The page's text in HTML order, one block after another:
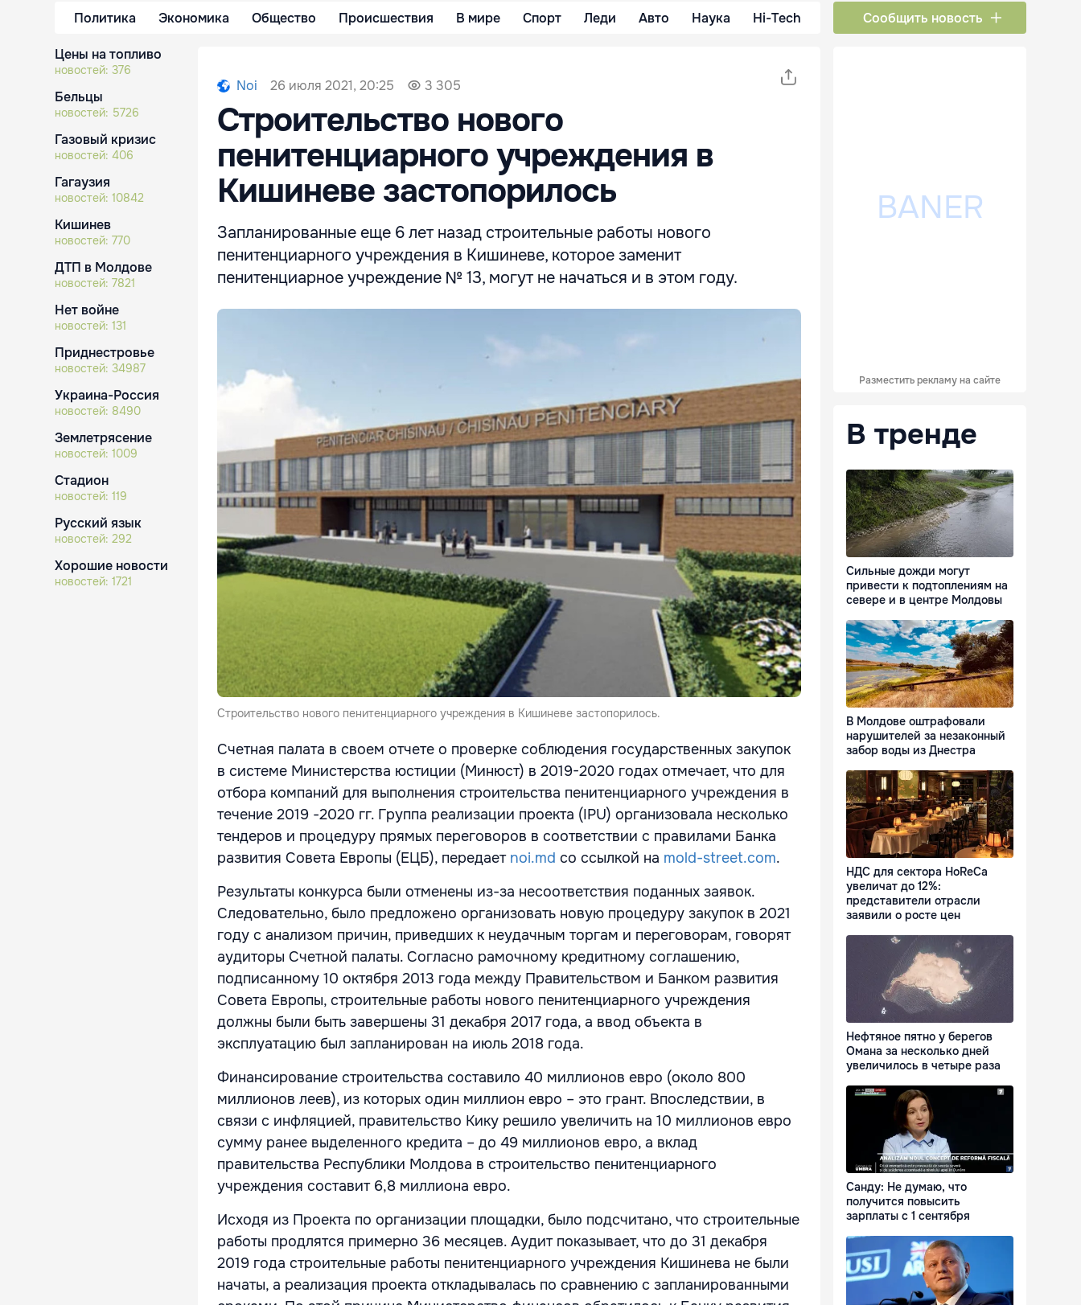
Политика Экономика Общество Происшествия В мире Спорт Леди Авто Наука Hi-Tech Сообщить новость
Цены на топливо
новостей: 376
Бельцы
новостей: 5726
Газовый кризис
новостей: 406
Гагаузия
новостей: 10842
Кишинев
новостей: 770
ДТП в Молдове
новостей: 7821
Нет войне
новостей: 131
Приднестровье
новостей: 34987
Украина-Россия
новостей: 8490
Землетрясение
новостей: 1009
Стадион
новостей: 119
Русский язык
новостей: 292
Хорошие новости
новостей: 1721
Noi 26 июля 2021, 20:25 3 305
Строительство нового
пенитенциарного учреждения в
Кишиневе застопорилось
Запланированные еще 6 лет назад строительные работы нового
пенитенциарного учреждения в Кишиневе, которое заменит
пенитенциарное учреждение № 13, могут не начаться и в этом году.
Строительство нового пенитенциарного учреждения в Кишиневе застопорилось.
Счетная палата в своем отчете о проверке соблюдения государственных закупок
в системе Министерства юстиции (Минюст) в 2019-2020 годах отмечает, что для
отбора компаний для выполнения строительства пенитенциарного учреждения в
течение 2019 -2020 гг. Группа реализации проекта (IPU) организовала несколько
тендеров и процедуру прямых переговоров в соответствии с правилами Банка
развития Совета Европы (ЕЦБ), передает noi.md со ссылкой на mold-street.com.
Результаты конкурса были отменены из-за несоответствия поданных заявок.
Следовательно, было предложено организовать новую процедуру закупок в 2021
году с анализом причин, приведших к неудачным торгам и переговорам, говорят
аудиторы Счетной палаты. Согласно рамочному кредитному соглашению,
подписанному 10 октября 2013 года между Правительством и Банком развития
Совета Европы, строительные работы нового пенитенциарного учреждения
должны были быть завершены 31 декабря 2017 года, а ввод объекта в
эксплуатацию был запланирован на июль 2018 года.
Финансирование строительства составило 40 миллионов евро (около 800
миллионов леев), из которых один миллион евро – это грант. Впоследствии, в
связи с инфляцией, правительство Кику решило увеличить на 10 миллионов евро
сумму ранее выделенного кредита – до 49 миллионов евро, а вклад
правительства Республики Молдова в строительство пенитенциарного
учреждения составит 6,8 миллиона евро.
Исходя из Проекта по организации площадки, было подсчитано, что строительные
работы продлятся примерно 36 месяцев. Аудит показывает, что до 31 декабря
2019 года строительные работы пенитенциарного учреждения Кишинева не были
начаты, а реализация проекта откладывалась по сравнению с запланированными
Разместить рекламу на сайте
В тренде
Сильные дожди могут
привести к подтоплениям на
севере и в центре Молдовы
В Молдове оштрафовали
нарушителей за незаконный
забор воды из Днестра
НДС для сектора HoReCa
увеличат до 12%:
представители отрасли
заявили о росте цен
Нефтяное пятно у берегов
Омана за несколько дней
увеличилось в четыре раза
Санду: Не думаю, что
получится повысить
зарплаты с 1 сентября